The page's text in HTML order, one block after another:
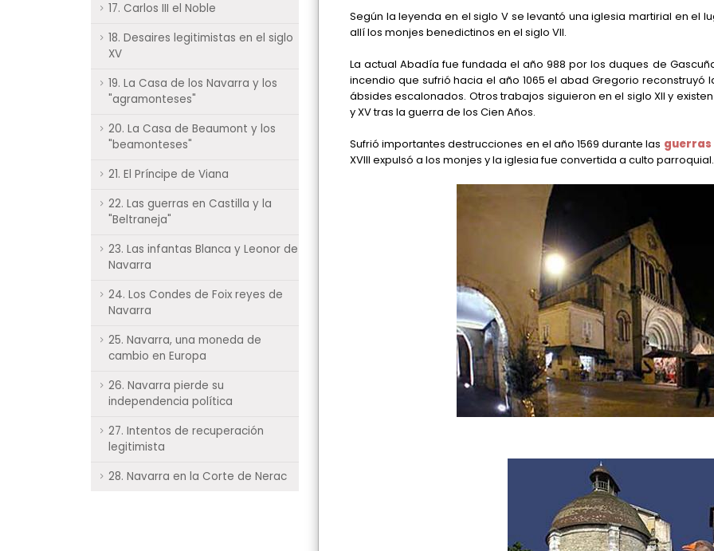
17. Carlos III el Noble
18. Desaires legitimistas en el siglo
XV
19. La Casa de los Navarra y los
"agramonteses"
20. La Casa de Beaumont y los
"beamonteses"
21. El Príncipe de Viana
22. Las guerras en Castilla y la
"Beltraneja"
23. Las infantas Blanca y Leonor de
Navarra
24. Los Condes de Foix reyes de
Navarra
25. Navarra, una moneda de
cambio en Europa
26. Navarra pierde su
independencia política
27. Intentos de recuperación
legitimista
28. Navarra en la Corte de Nerac
Según la leyenda en el siglo V se levantó una iglesia martirial en el
allí los monjes benedictinos en el siglo VII.
La actual Abadía fue fundada el año 988 por los duques de
incendio que sufrió hacia el año 1065 el abad Gregorio
ábsides escalonados. Otros trabajos siguieron en el siglo XII y
y XV tras la guerra de los Cien Años.
Sufrió importantes destrucciones en el año 1569 durante las guerras
XVIII expulsó a los monjes y la iglesia fue convertida a culto parroquial.